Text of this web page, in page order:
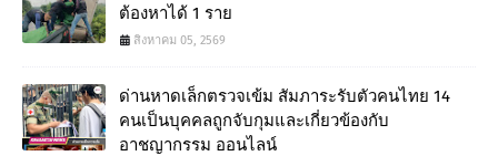
ต้องหาได้ 1 ราย
สิงหาคม 05, 2569
ด่านหาดเล็กตรวจเข้ม สัมภาระรับตัวคนไทย 14
คนเป็นบุคคลถูกจับกุมและเกี่ยวข้องกับ
อาชญากรรม ออนไลน์